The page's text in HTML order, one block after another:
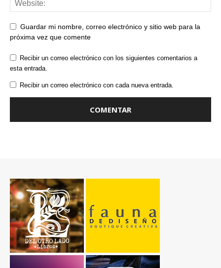
Guardar mi nombre, correo electrónico y sitio web para la
próxima vez que comente
Recibir un correo electrónico con los siguientes comentarios a
esta entrada.
Recibir un correo electrónico con cada nueva entrada.